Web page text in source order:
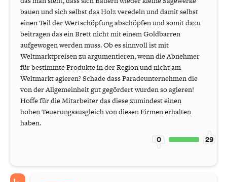
bauen und sich selbst das Holz veredeln und damit selbst
einen Teil der Wertschöpfung abschöpfen und somit dazu
beitragen das ein Brett nicht mit einem Goldbarren
aufgewogen werden muss. Ob es sinnvoll ist mit
Weltmarktpreisen zu argumentieren, wenn die Abnehmer
für bestimmte Produkte in der Region und nicht am
Weltmarkt agieren? Schade dass Paradeunternehmen die
von der Allgemeinheit gut gegördert wurden so agieren!
Hoffe für die Mitarbeiter das diese zumindest einen
hohen Teuerungsausgleich von diesen Firmen erhalten
haben.
0 29